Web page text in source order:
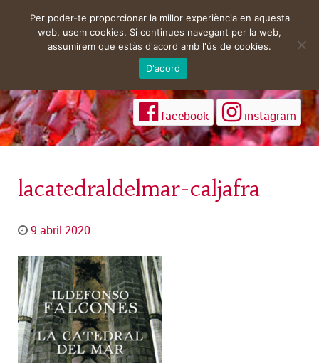
facebook instagram
lacatedraldelmar-caljafra
9 abril 2020
Per poder-te proporcionar la millor experiència en aquesta
web, usem cookies. Si continues navegant per la web,
assumirem que estàs d'acord amb l'ús de cookies.
D'acord